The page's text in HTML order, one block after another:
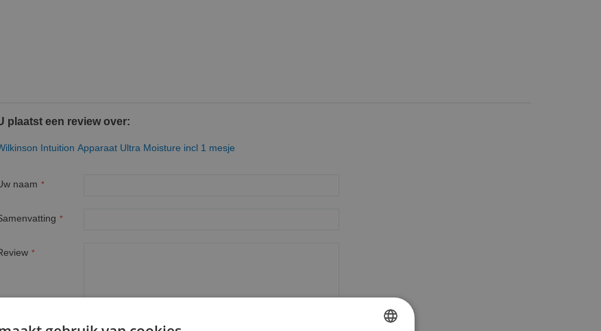
plaatst een review over:
Intuition Apparaat Ultra Moisture incl 1 mesje
naam